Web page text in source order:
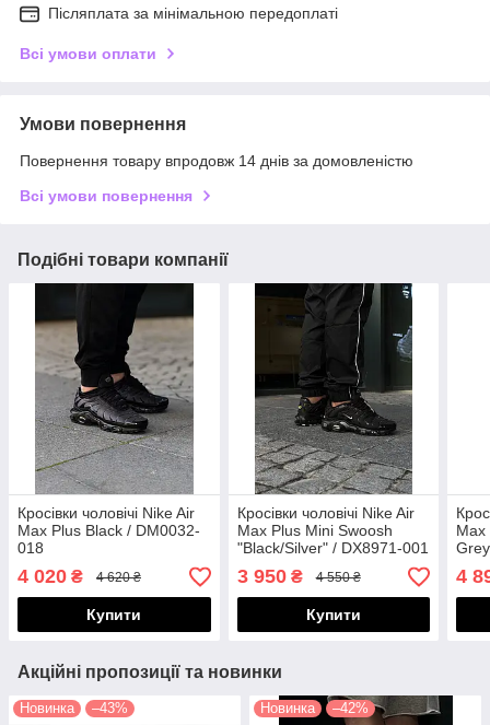
Післяплата за мінімальною передоплаті
Всі умови оплати
Умови повернення
Повернення товару впродовж 14 днів за домовленістю
Всі умови повернення
Подібні товари компанії
Кросівки чоловічі Nike Air
Max Plus Black / DM0032-
018
4 020 ₴ 4 620 ₴
Купити
Кросівки чоловічі Nike Air
Max Plus Mini Swoosh
"Black/Silver" / DX8971-001
3 950₴ 4 550 ₴
Купити
Max
4
Акційні пропозиції та новинки
Новинка –43% Новинка –42%